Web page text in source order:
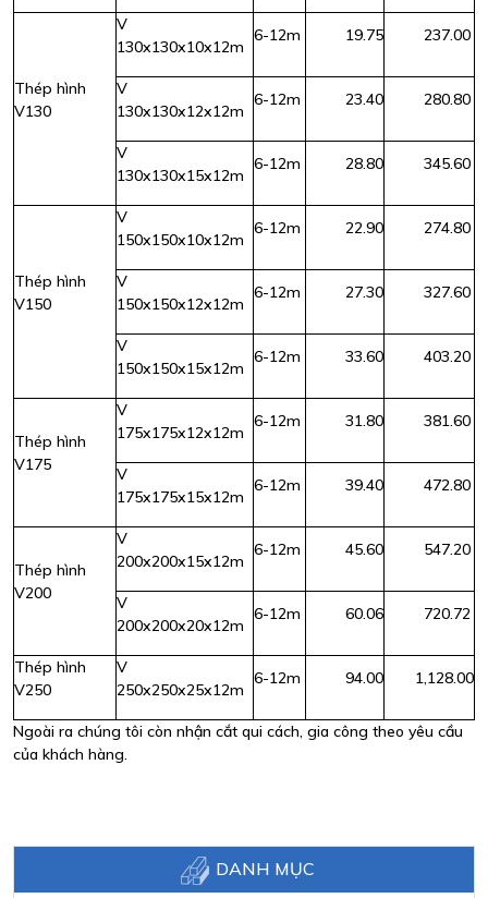
Thép hình
V130
V
130x130x10x12m
6-12m 19.75 237.00
V
130x130x12x12m
6-12m 23.40 280.80
V
130x130x15x12m
6-12m 28.80 345.60
Thép hình
V150
V
150x150x10x12m
6-12m 22.90 274.80
V
150x150x12x12m
6-12m 27.30 327.60
V
150x150x15x12m
6-12m 33.60 403.20
Thép hình
V175
V
175x175x12x12m
6-12m 31.80 381.60
V
175x175x15x12m
6-12m 39.40 472.80
Thép hình
V200
V
200x200x15x12m
6-12m 45.60 547.20
V
200x200x20x12m
6-12m 60.06 720.72
Thép hình
V250
V
250x250x25x12m
6-12m 94.00 1,128.00
Ngoài ra chúng tôi còn nhận cắt qui cách, gia công theo yêu cầu
của khách hàng.
DANH MỤC